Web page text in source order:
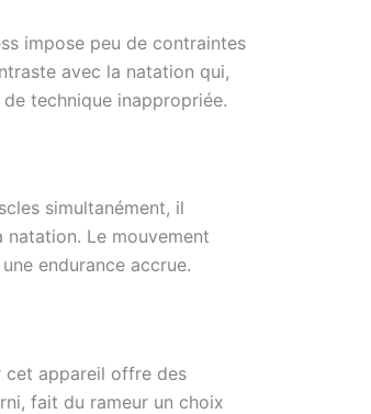
impose peu de contraintes
avec la natation qui,
technique inappropriée.
simultanément, il
Le mouvement
endurance accrue.
cet appareil offre des
fait du rameur un choix